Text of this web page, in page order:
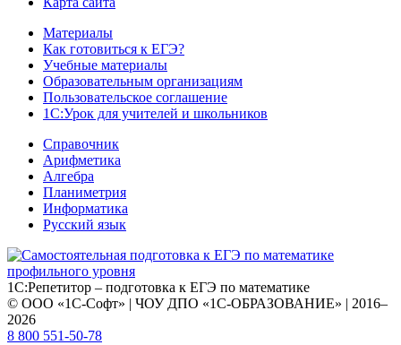
Материалы
Как готовиться к ЕГЭ?
Учебные материалы
Образовательным организациям
Пользовательское соглашение
1С:Урок для учителей и школьников
Справочник
Арифметика
Алгебра
Планиметрия
Информатика
Русский язык
1С:Репетитор – подготовка к ЕГЭ по математике
© ООО «1С-Софт» | ЧОУ ДПО «1С-ОБРАЗОВАНИЕ» | 2016–
2026
8 800 551-50-78